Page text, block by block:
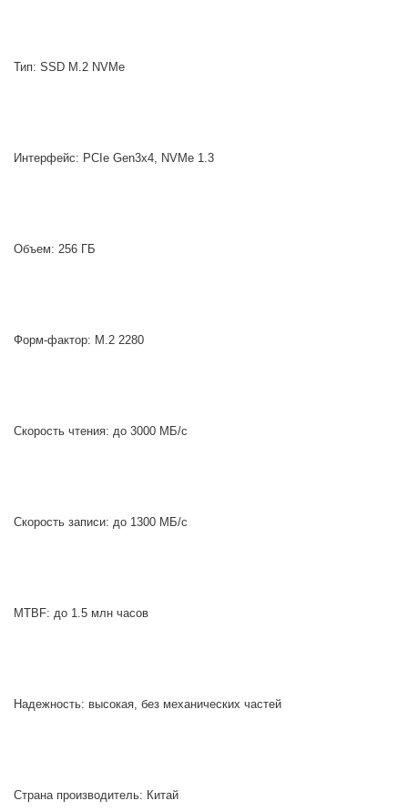
Тип: SSD M.2 NVMe
Интерфейс: PCIe Gen3x4, NVMe 1.3
Объем: 256 ГБ
Форм-фактор: M.2 2280
Скорость чтения: до 3000 МБ/с
Скорость записи: до 1300 МБ/с
MTBF: до 1.5 млн часов
Надежность: высокая, без механических частей
Страна производитель: Китай